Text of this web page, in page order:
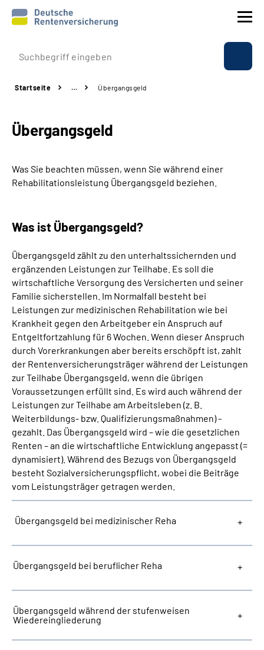
Prävention
Rente
Beratung & Kontakt
Über uns & Presse
Online-Services
Suche
Language
Inhalte in Gebärdensprache (DGS)
Leichte Sprache
Mein Kundenportal
Startseite … Übergangsgeld
Übergangsgeld
Was Sie beachten müssen, wenn Sie während einer
Rehabilitationsleistung Übergangsgeld beziehen.
Was ist Übergangsgeld?
Übergangsgeld zählt zu den unterhaltssichernden und
ergänzenden Leistungen zur Teilhabe. Es soll die
wirtschaftliche Versorgung des Versicherten und seiner
Familie sicherstellen. Im Normalfall besteht bei
Leistungen zur medizinischen Rehabilitation wie bei
Krankheit gegen den Arbeitgeber ein Anspruch auf
Entgeltfortzahlung für 6 Wochen. Wenn dieser Anspruch
durch Vorerkrankungen aber bereits erschöpft ist, zahlt
der Rentenversicherungsträger während der Leistungen
zur Teilhabe Übergangsgeld, wenn die übrigen
Voraussetzungen erfüllt sind. Es wird auch während der
Leistungen zur Teilhabe am Arbeitsleben (z. B.
Weiterbildungs- bzw. Qualifizierungsmaßnahmen) -
gezahlt. Das Übergangsgeld wird – wie die gesetzlichen
Renten – an die wirtschaftliche Entwicklung angepasst (=
dynamisiert). Während des Bezugs von Übergangsgeld
besteht Sozialversicherungspflicht, wobei die Beiträge
vom Leistungsträger getragen werden.
Übergangsgeld bei medizinischer Reha
Übergangsgeld bei beruflicher Reha
Übergangsgeld während der stufenweisen
Wiedereingliederung